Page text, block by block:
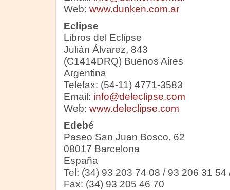
Web: www.dunken.com.ar
Eclipse
Libros del Eclipse
Julián Álvarez, 843
(C1414DRQ) Buenos Aires
Argentina
Telefax: (54-11) 4771-3583
Email: info@deleclipse.com
Web: www.deleclipse.com
Edebé
Paseo San Juan Bosco, 62
08017 Barcelona
España
Tel: (34) 93 203 74 08 / 93 206 31 54
Fax: (34) 93 205 46 70